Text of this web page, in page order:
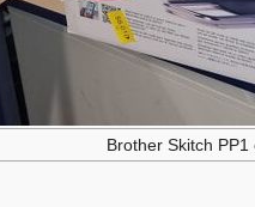
Brother Skitch PP1